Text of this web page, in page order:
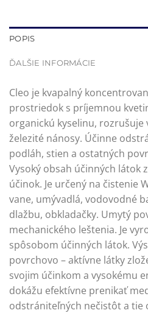
POPIS
ĎALŠIE INFORMÁCIE
Cleo je kvapalný
prostriedok s príjemnou
organickú kyselinu, rozrušuje
železité nánosy. Účinne
podláh, stien a ostatných
Vysoký obsah účinných látok
účinok. Je určený na čistenie
vane, umývadlá, vodovodné
dlažbu, obkladačky. Umytý
mechanického leštenia. Je
spôsobom účinných látok.
povrchovo – aktívne látky
svojim účinkom a vysokému
dokážu efektívne prenikať
odstrániteľných nečistôt a tie